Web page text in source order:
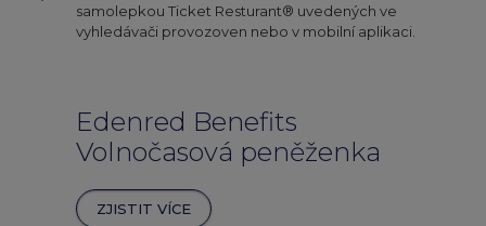
samolepkou Ticket Resturant® uvedených ve
vyhledávači provozoven nebo v mobilní aplikaci.
Edenred Benefits
Volnočasová peněženka
ZJISTIT VÍCE